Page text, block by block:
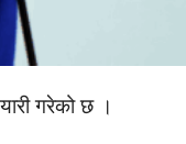
गरेको छ ।